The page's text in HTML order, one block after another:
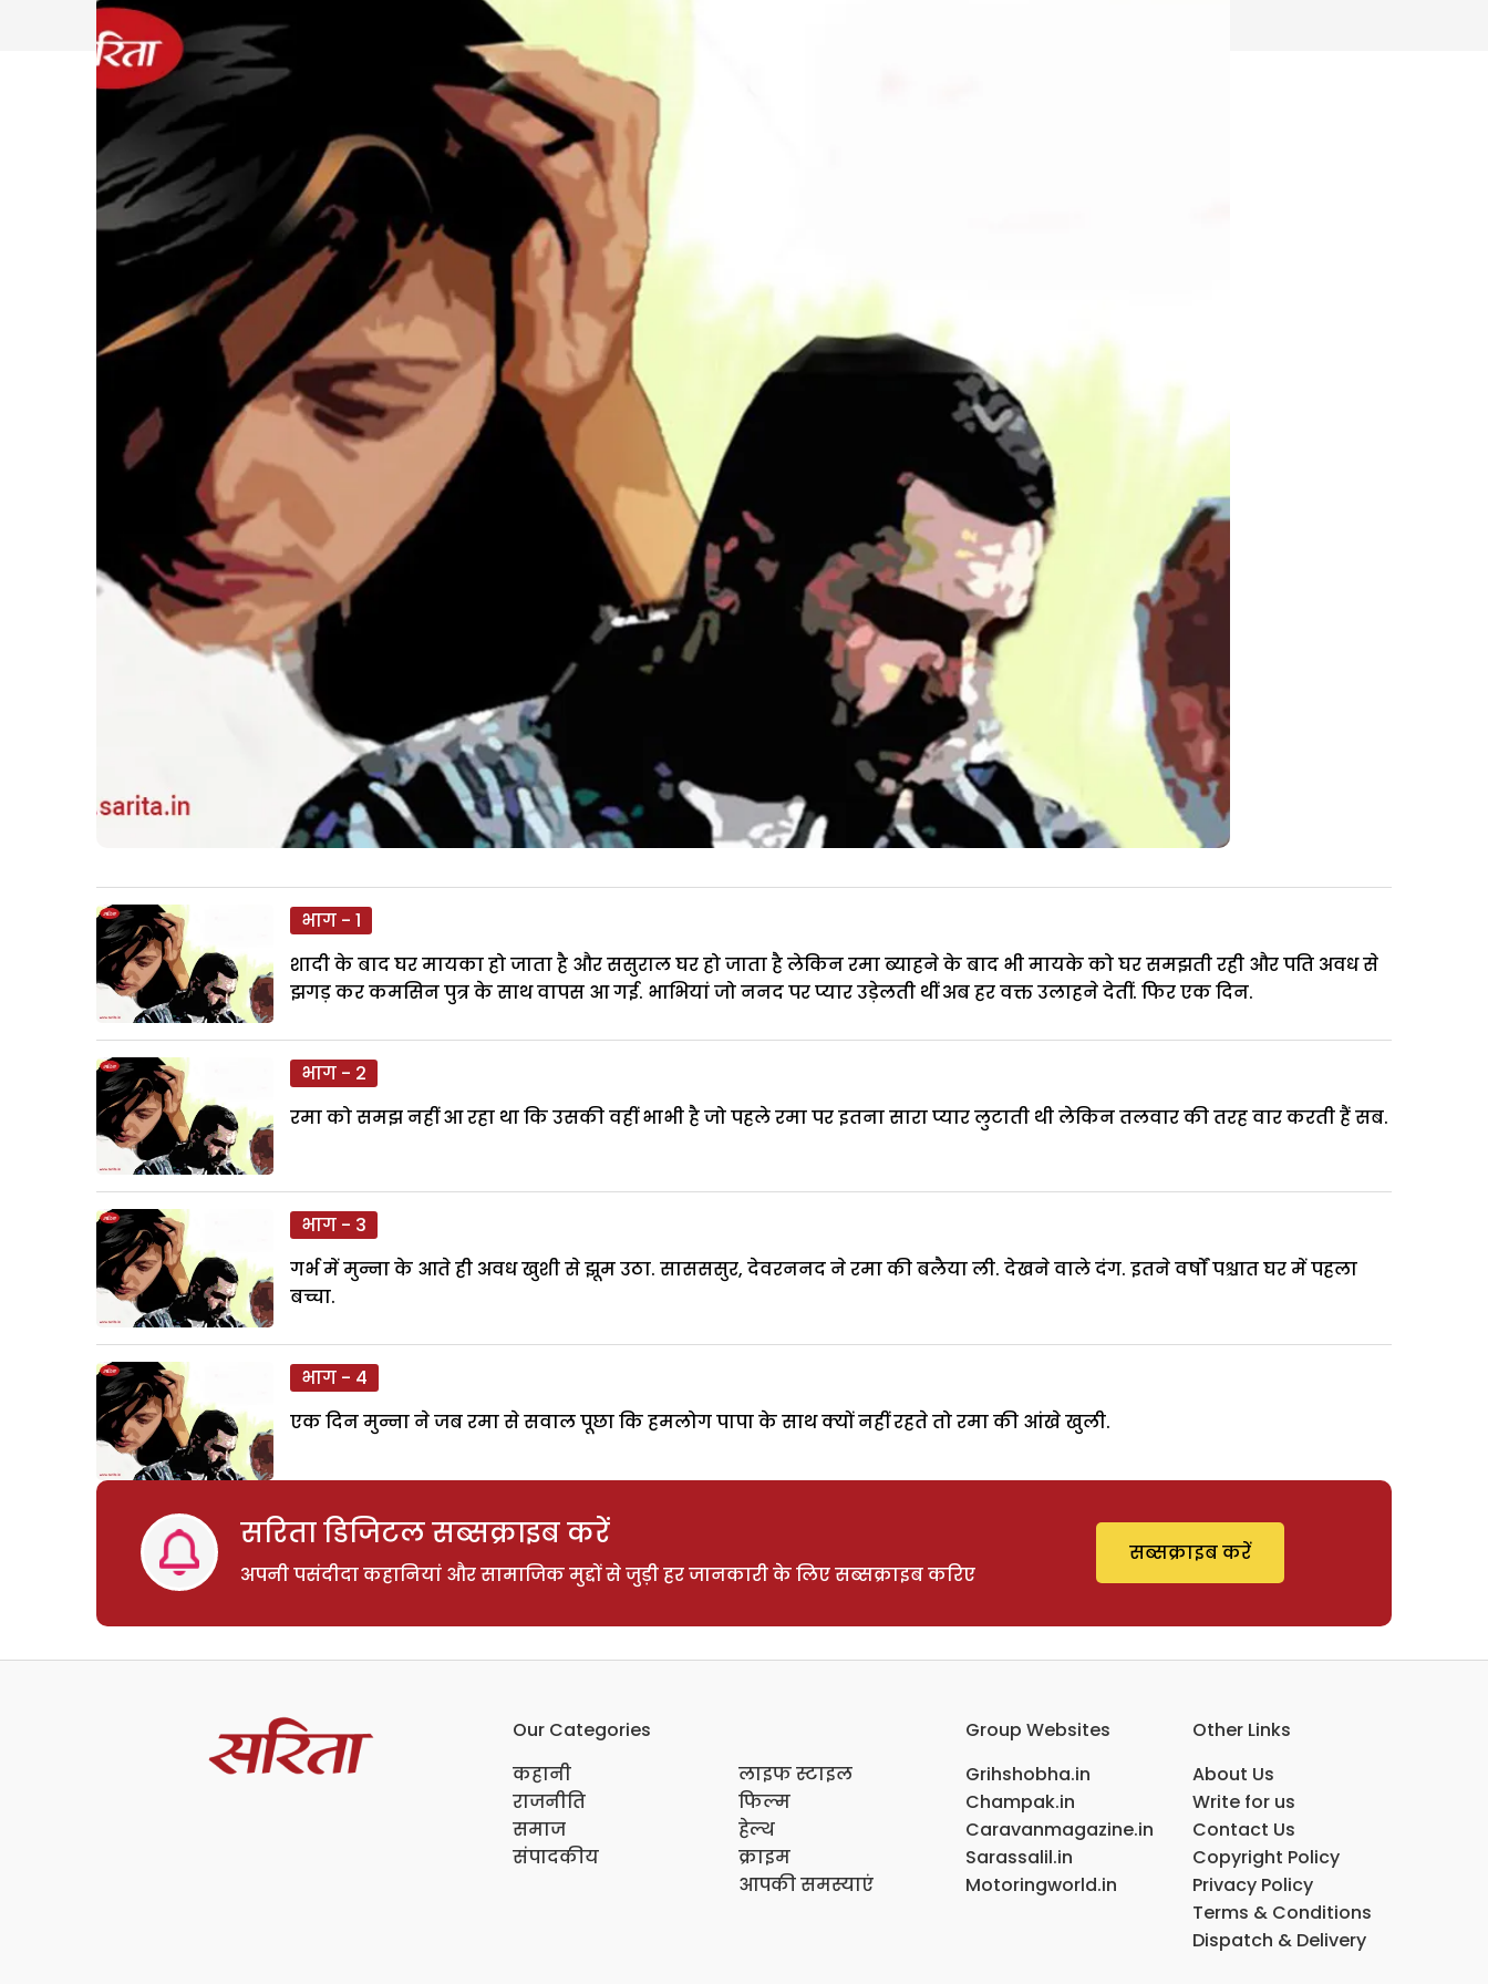
भाग - 1
शादी के बाद घर मायका हो जाता है और ससुराल घर हो जाता है लेकिन रमा ब्याहने के बाद भी मायके को घर समझती रही और पति अवध से
झगड़ कर कमसिन पुत्र के साथ वापस आ गई. भाभियां जो ननद पर प्यार उड़ेलती थीं अब हर वक्त उलाहने देतीं. फिर एक दिन.
भाग - 2
रमा को समझ नहीं आ रहा था कि उसकी वहीं भाभी है जो पहले रमा पर इतना सारा प्यार लुटाती थी लेकिन तलवार की तरह वार करती हैं सब.
भाग - 3
गर्भ में मुन्ना के आते ही अवध खुशी से झूम उठा. सासससुर, देवरननद ने रमा की बलैया ली. देखने वाले दंग. इतने वर्षों पश्चात घर में पहला
बच्चा.
भाग - 4
एक दिन मुन्ना ने जब रमा से सवाल पूछा कि हमलोग पापा के साथ क्यों नहीं रहते तो रमा की आंखे खुली.
सरिता डिजिटल सब्सक्राइब करें
अपनी पसंदीदा कहानियां और सामाजिक मुद्दों से जुड़ी हर जानकारी के लिए सब्सक्राइब करिए
सब्सक्राइब करें
Our Categories
कहानी
राजनीति
समाज
संपादकीय
लाइफ स्टाइल
फिल्म
हेल्थ
क्राइम
आपकी समस्याएं
Group Websites
Grihshobha.in
Champak.in
Caravanmagazine.in
Sarassalil.in
Motoringworld.in
Other Links
About Us
Write for us
Contact Us
Copyright Policy
Privacy Policy
Terms & Conditions
Dispatch & Delivery